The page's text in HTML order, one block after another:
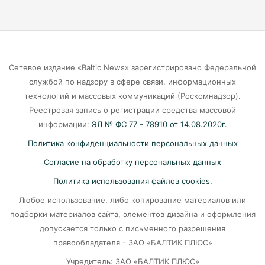
подталкивает к депрессии
Калининград и Москва объединяются ради
07-08-2026
Убийцу участника СВО в Балтийске посадили
В Калининграде «КамАЗ» сбил скутериста
07-08-2026
Сетевое издание «Baltic News» зарегистрировано Федеральной
службой по надзору в сфере связи, информационных
технологий и массовых коммуникаций (Роскомнадзор).
Реестровая запись о регистрации средства массовой
информации: ЭЛ № ФС 77 - 78910 от 14.08.2020г.
Политика конфиденциальности персональных данных
Согласие на обработку персональных данных
Политика использования файлов cookies.
Любое использование, либо копирование материалов или
подборки материалов сайта, элементов дизайна и оформления
допускается только с письменного разрешения
правообладателя - ЗАО «БАЛТИК ПЛЮС»
Учредитель: ЗАО «БАЛТИК ПЛЮС»